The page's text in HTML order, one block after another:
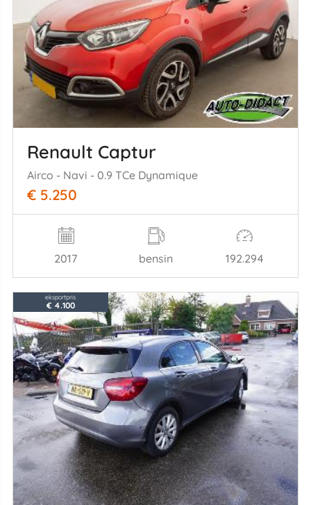
Renault Captur
Airco - Navi - 0.9 TCe Dynamique
€ 5.250
2017 bensin 192.294
eksportpris
€ 4.100